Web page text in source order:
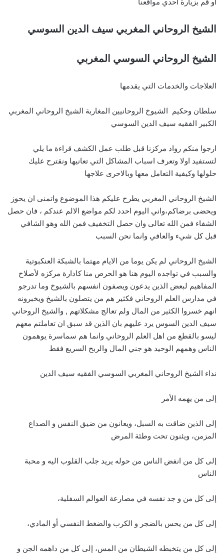
الشيخ الروحاني المغربي سيف الدين السوسي
الشيخ الروحاني السوسي المغربي
العلاجات والخدمات التي يقدمها
سلطان وحكيم الشيوخ الروحانيين المغاربة الشيخ الروحاني المغربي
الكبير الفقيه سيف الدين السوسي
ارجوا منكم رواد مركزنا قبل طلب عمل الكشف قراءة ما يلي
لتستفيد اولا وتعرف اسباب المشاكل التي تعانيها ونقترح عليك
حلولها وكيفية التعامل معها وبالاحرى علاجها
الشيخ الروحاني المغربي يطرح عليكم هذا الموضوع واتمنى ان يحوز
ويحضى برضاكم،واني اليوم احدد لكم مواضع الالم عندكم ، فان حصل
الشفاء فمن الله تعالى وان حصل التخفيف فمن الله وهو الشافي
قبل كل شيء والعافي وانما نحن السبب
الشيخ الروحاني لم يكن يوما من الايام مهتما بالشبكة العنكبوتية
والسبب في تواجده اليوم هنا هو الحرص منا كادارة مركزه لأصلاح
المفاهيم لبعض الذين يدعون ويصفون انفسهم بالشيوخ وما تدرجو
في مدارس العلم الروحاني فكثير هم من يتصلون بالشيخ ويخبرونه
انهم خسروا الكثير من المال ولم تعالج مشكلاتهم , والشيخ الروحاني
سيف الدين السوس يرد عليهم بان الذين قد سبق ان تعاملتم معهم
ليسو بالقطع من اهل العلم الروحاني وانما هم سماسرة يوهمون
الناس وهمهم الوحيد هو جني المال والربح السريع فقط
نداء الشيخ الروحاني المغربي السوسي الفقيه سيف الدين
إلى من يهمه الأمر
إلى الذين ضاقت به السبل، ويعانون من ضيق النفس و الصداع
المزمن، ويئنون تحت وطئة المرض
إلى كل من انفض الناس من حوله يريد جلب القلوب اليه و محبة
الناس
إلى كل من و جد نفسه في مصارعة العوالم السفلية،
إلى كل من يحس بالضجر و الكرب والضغط النفسي أو المادي،
إلى كل من يتخبطه الشيطان من المس، إلى كل من داهمه الجن و